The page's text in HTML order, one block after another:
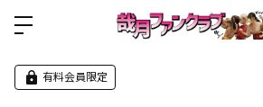
有料会員限定